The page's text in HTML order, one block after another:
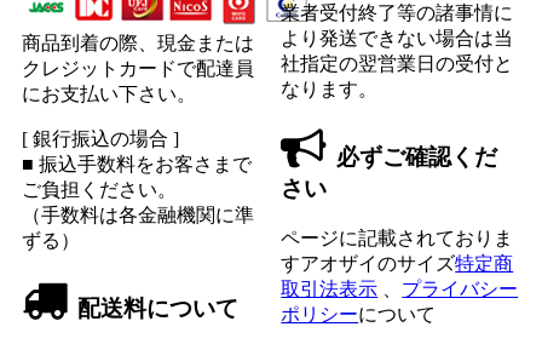
商品到着の際、現金または
クレジットカードで配達員
にお支払い下さい。
[ 銀行振込の場合 ]
■ 振込手数料をお客さまで
ご負担ください。
（手数料は各金融機関に準
ずる）
配送料について
業者受付終了等の諸事情に
より発送できない場合は当
社指定の翌営業日の受付と
なります。
必ずご確認くだ
さい
ページに記載されておりま
すアオザイのサイズ特定商
取引法表示
プライバシー
ポリシーについて